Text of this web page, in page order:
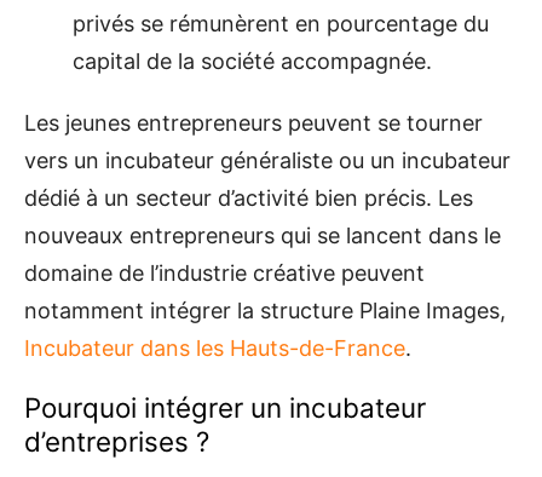
privés se rémunèrent en pourcentage du
capital de la société accompagnée.
Les jeunes entrepreneurs peuvent se tourner
vers un incubateur généraliste ou un incubateur
dédié à un secteur d’activité bien précis. Les
nouveaux entrepreneurs qui se lancent dans le
domaine de l’industrie créative peuvent
notamment intégrer la structure Plaine Images,
Incubateur dans les Hauts-de-France.
Pourquoi intégrer un incubateur
d’entreprises ?